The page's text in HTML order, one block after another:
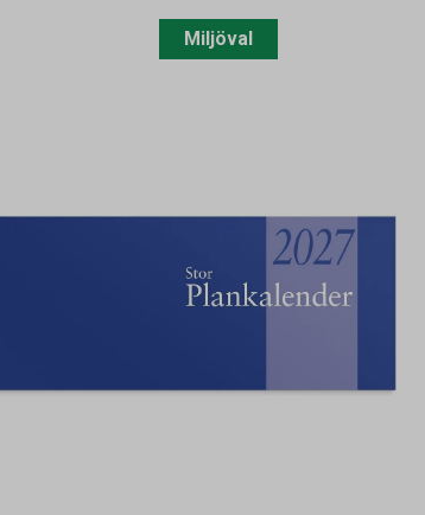
Miljöval